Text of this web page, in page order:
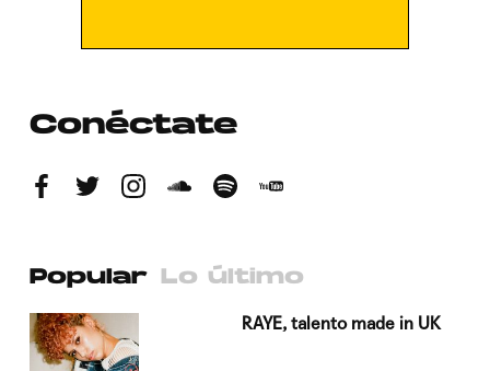
Conéctate
Popular Lo último
RAYE, talento made in UK